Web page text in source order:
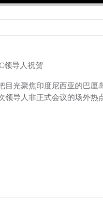
导人祝贺
光聚焦印度尼西亚的巴厘
领导人非正式会议的场外热